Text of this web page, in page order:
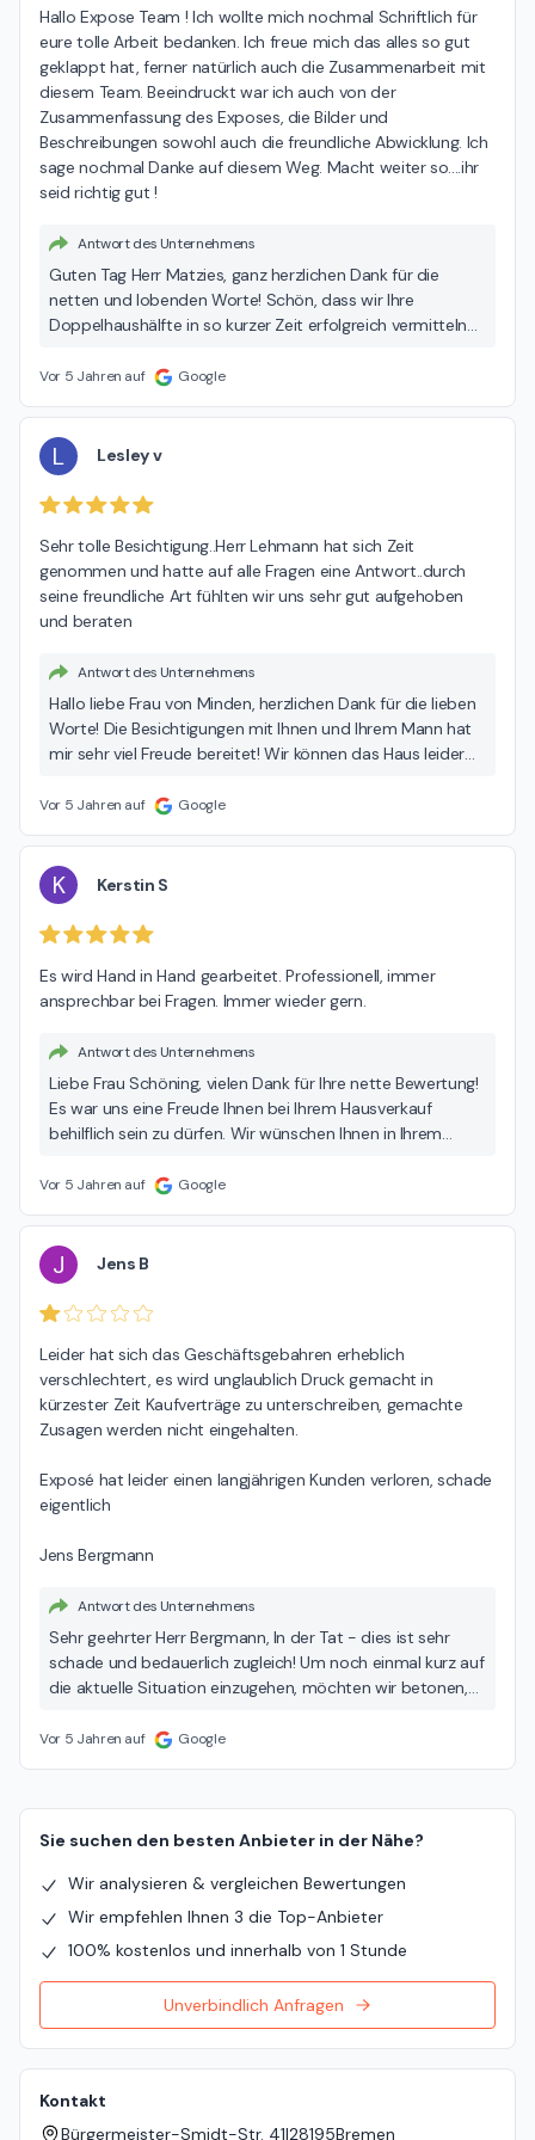
Hallo Expose Team ! Ich wollte mich nochmal Schriftlich für
eure tolle Arbeit bedanken. Ich freue mich das alles so gut
geklappt hat, ferner natürlich auch die Zusammenarbeit mit
diesem Team. Beeindruckt war ich auch von der
Zusammenfassung des Exposes, die Bilder und
Beschreibungen sowohl auch die freundliche Abwicklung. Ich
sage nochmal Danke auf diesem Weg. Macht weiter so....ihr
seid richtig gut !
Antwort des Unternehmens
Guten Tag Herr Matzies, ganz herzlichen Dank für die
netten und lobenden Worte! Schön, dass wir Ihre
Doppelhaushälfte in so kurzer Zeit erfolgreich vermitteln
wenn wir Ihnen künftig erneut zur Seite stehen dürfen!
Vor 5 Jahren auf Google
L Lesley v
Sehr tolle Besichtigung..Herr Lehmann hat sich Zeit
genommen und hatte auf alle Fragen eine Antwort..durch
seine freundliche Art fühlten wir uns sehr gut aufgehoben
und beraten
Antwort des Unternehmens
Hallo liebe Frau von Minden, herzlichen Dank für die lieben
Worte! Die Besichtigungen mit Ihnen und Ihrem Mann hat
mir sehr viel Freude bereitet! Wir können das Haus leider
Liebe Grüße an Sie und Ihren Mann Niklas Lehmann
Vor 5 Jahren auf Google
K Kerstin S
Es wird Hand in Hand gearbeitet. Professionell, immer
ansprechbar bei Fragen. Immer wieder gern.
Antwort des Unternehmens
Liebe Frau Schöning, vielen Dank für Ihre nette Bewertung!
Es war uns eine Freude Ihnen bei Ihrem Hausverkauf
behilflich sein zu dürfen. Wir wünschen Ihnen in Ihrem
Ihnen jederzeit gerne zur Seite, sollten Sie noch einmal
Grüße Niklas Lehmann EXPOSÉ Immobilien
Vor 5 Jahren auf Google
J Jens B
Leider hat sich das Geschäftsgebahren erheblich
verschlechtert, es wird unglaublich Druck gemacht in
kürzester Zeit Kaufverträge zu unterschreiben, gemachte
Zusagen werden nicht eingehalten.
Exposé hat leider einen langjährigen Kunden verloren, schade
eigentlich
Jens Bergmann
Antwort des Unternehmens
Sehr geehrter Herr Bergmann, In der Tat - dies ist sehr
schade und bedauerlich zugleich! Um noch einmal kurz auf
die aktuelle Situation einzugehen, möchten wir betonen,
und Kaufinteressenten einer Immobilie gleichermaßen in
dem besten Gefühl einen Vertragsabschluss
unterzeichnen können. Dies beinhaltet unter anderem
der Erstellung eines aussagekräftigen und überzeugenden
Exposés, selbstverständlich auch ein Zeitfenster zur
Verkäufers zu beachten ist. Diese Vorgaben
kommunizieren wir mit allen Kaufinteressenten offen und
transparent so rechtzeitig, dass sie von Anfang an in eine
noch eine persönliche Anmerkung: Vor vielen Jahren haben
Vor 5 Jahren auf Google
Sie suchen den besten Anbieter in der Nähe?
Wir analysieren & vergleichen Bewertungen
Wir empfehlen Ihnen 3 die Top-Anbieter
100% kostenlos und innerhalb von 1 Stunde
Unverbindlich Anfragen
Kontakt
Bürgermeister-Smidt-Str. 41|28195Bremen